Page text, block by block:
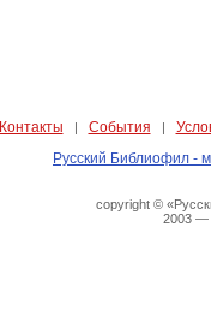
Контакты | События |
Русский Библиофил -
copyright ©
2003 —